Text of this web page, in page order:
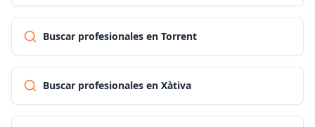
Buscar profesionales en Torrent
Buscar profesionales en Xàtiva